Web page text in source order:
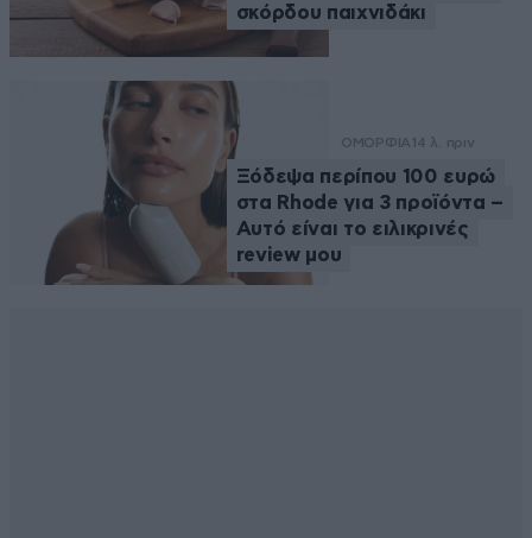
σκόρδου παιχνιδάκι
ΟΜΟΡΦΙΑ 14 λ. πριν
Ξόδεψα περίπου 100 ευρώ
στα Rhode για 3 προϊόντα –
Αυτό είναι το ειλικρινές
review μου